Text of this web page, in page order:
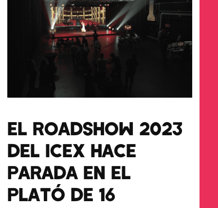
EL ROADSHOW 2023
DEL ICEX HACE
PARADA EN EL
PLATÓ DE 16